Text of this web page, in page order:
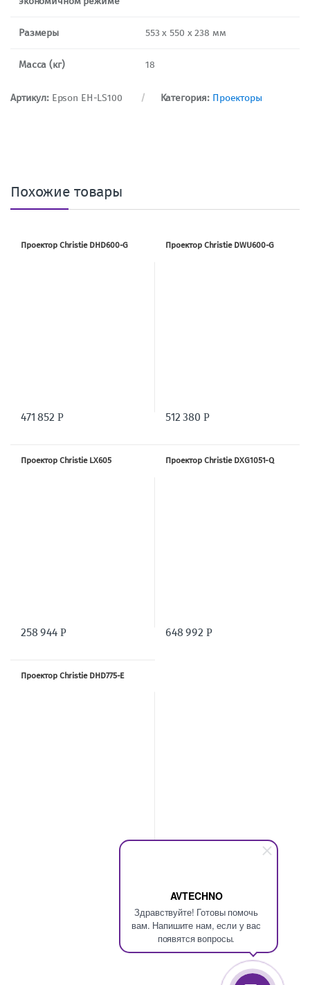
AVTECHNO
Здравствуйте! Готовы помочь
вам. Напишите нам, если у вас
появятся вопросы.
Размеры 553 x 550 x 238 мм
Масса (кг) 18
Артикул: Epson EH-LS100 Категория: Проекторы
Похожие товары
Проектор Christie DHD600-G
471 852 Р
Проектор Christie DWU600-G
512 380 Р
Проектор Christie LX605
258 944 Р
Проектор Christie DXG1051-Q
648 992 Р
Проектор Christie DHD775-E